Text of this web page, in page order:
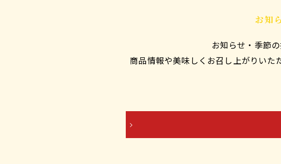
お知
お知らせ・季節
商品情報や美味しくお召し上がりいた